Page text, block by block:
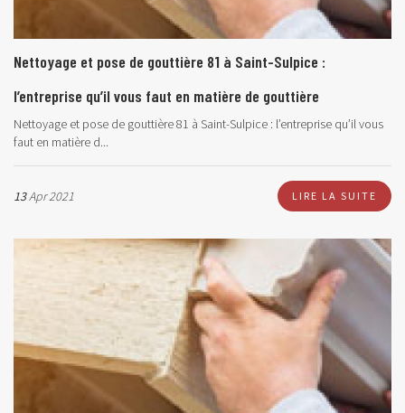
Nettoyage et pose de gouttière 81 à Saint-Sulpice :
l’entreprise qu’il vous faut en matière de gouttière
Nettoyage et pose de gouttière 81 à Saint-Sulpice : l’entreprise qu’il vous
faut en matière d...
13Apr 2021 LIRE LA SUITE